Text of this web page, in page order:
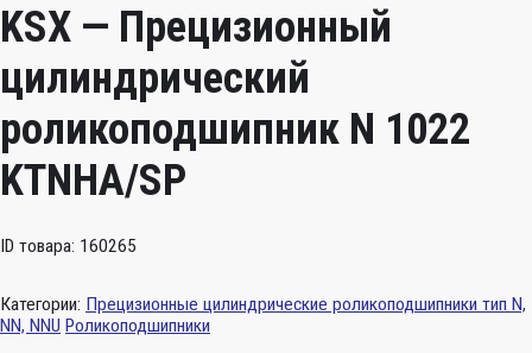
KSX — Прецизионный
цилиндрический
роликоподшипник N 1022
KTNHA/SP
ID товара: 160265
Категории: Прецизионные цилиндрические роликоподшипники тип N,
NN, NNU Роликоподшипники